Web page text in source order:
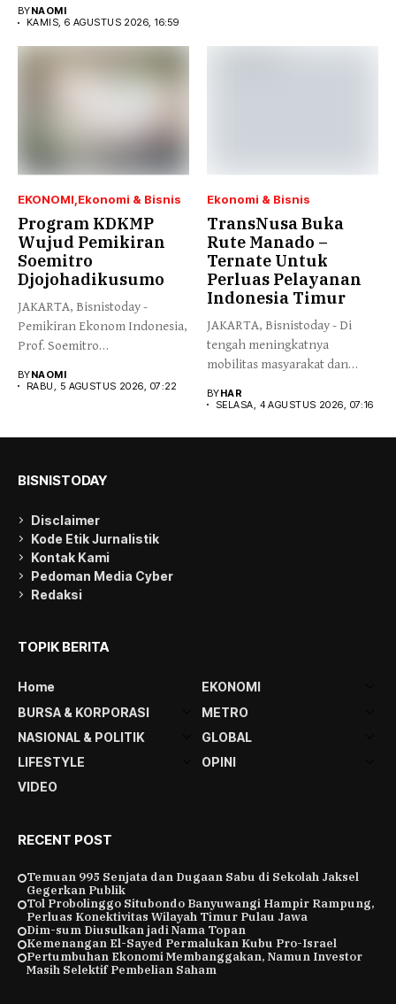
BYNAOMI
KAMIS, 6 AGUSTUS 2026, 16:59
EKONOMI Ekonomi & Bisnis
Program KDKMP
Wujud Pemikiran
Soemitro
Djojohadikusumo
JAKARTA, Bisnistoday -
Pemikiran Ekonom Indonesia,
Prof. Soemitro
menegaskan kemerdekaan...
BYNAOMI
RABU, 5 AGUSTUS 2026, 07:22
Ekonomi & Bisnis
TransNusa Buka
Rute Manado –
Ternate Untuk
Perluas Pelayanan
Indonesia Timur
JAKARTA, Bisnistoday - Di
tengah meningkatnya
mobilitas masyarakat dan
ekonomi...
BYHAR
SELASA, 4 AGUSTUS 2026, 07:16
BISNISTODAY
Disclaimer
Kode Etik Jurnalistik
Kontak Kami
Pedoman Media Cyber
Redaksi
TOPIK BERITA
Home
EKONOMI
BURSA & KORPORASI
METRO
NASIONAL & POLITIK
GLOBAL
LIFESTYLE
OPINI
VIDEO
RECENT POST
Temuan 995 Senjata dan Dugaan Sabu di Sekolah Jaksel
Gegerkan Publik
Tol Probolinggo Situbondo Banyuwangi Hampir Rampung,
Perluas Konektivitas Wilayah Timur Pulau Jawa
Dim-sum Diusulkan jadi Nama Topan
Kemenangan El-Sayed Permalukan Kubu Pro-Israel
Pertumbuhan Ekonomi Membanggakan, Namun Investor
Masih Selektif Pembelian Saham